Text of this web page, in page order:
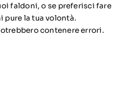
faldoni, o se preferisci fare
pure la tua volontà.
contenere errori.